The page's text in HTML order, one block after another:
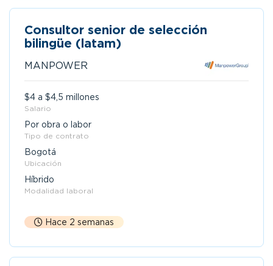
Consultor senior de selección
bilingüe (latam)
MANPOWER
$4 a $4,5 millones
Salario
Por obra o labor
Tipo de contrato
Bogotá
Ubicación
Híbrido
Modalidad laboral
Hace 2 semanas